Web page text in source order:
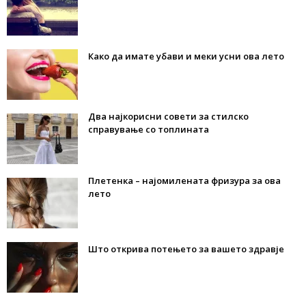
Како да имате убави и меки усни ова лето
Два најкорисни совети за стилско
справување со топлината
Плетенка – најомилената фризура за ова
лето
Што открива потењето за вашето здравје